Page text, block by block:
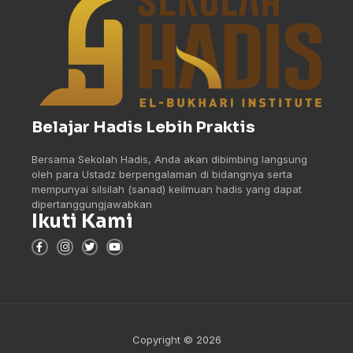
Belajar Hadis Lebih Praktis
Bersama Sekolah Hadis, Anda akan dibimbing langsung
oleh para Ustadz berpengalaman di bidangnya serta
mempunyai silsilah (sanad) keilmuan hadis yang dapat
dipertanggungjawabkan
Ikuti Kami
Copyright © 2026